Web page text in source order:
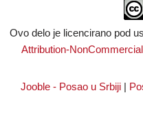
Ovo delo je licencirano pod
Attribution-
Jooble - Posao u Srbiji |